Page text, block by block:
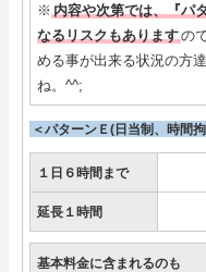
※ 内容や次第では、『パ
なるリスクもありますの
める事が出来る状況の方
ね。^^;
＜パターンＥ(日当制、時間
１日６時間まで
延長１時間
基本料金に含まれるのも